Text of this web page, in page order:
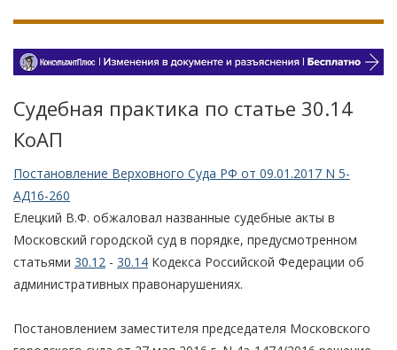
Судебная практика по статье 30.14
КоАП
Постановление Верховного Суда РФ от 09.01.2017 N 5-
АД16-260
Елецкий В.Ф. обжаловал названные судебные акты в
Московский городской суд в порядке, предусмотренном
статьями 30.12 - 30.14 Кодекса Российской Федерации об
административных правонарушениях.
Постановлением заместителя председателя Московского